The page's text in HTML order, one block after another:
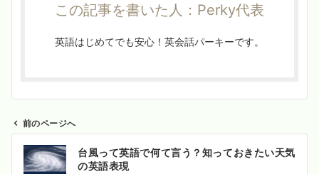
この記事を書いた人：Perky代表
英語はじめてでも安心！英会話パーキーです。
前のページへ
台風って英語で何て言う？知っておきたい天気
の英語表現